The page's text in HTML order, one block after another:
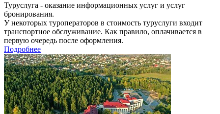
Туруслуга - оказание информационных услуг и услуг
бронирования.
У некоторых туроператоров в стоимость туруслуги входит
транспортное обслуживание. Как правило, оплачивается в
первую очередь после оформления.
Подробнее